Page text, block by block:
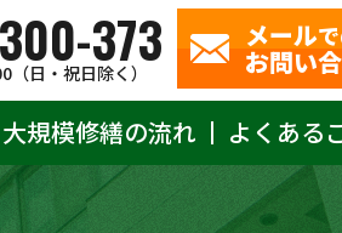
373
日・祝日除く）
メール
お問い
大規模修繕の流れ よくある